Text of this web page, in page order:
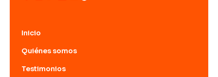
Inicio
Quiénes somos
Testimonios